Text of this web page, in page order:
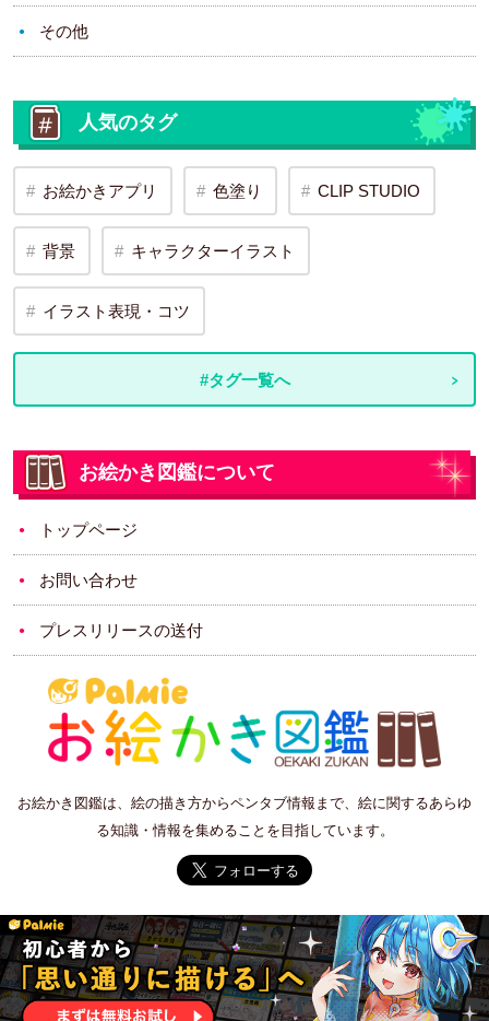
その他
人気のタグ
お絵かきアプリ 色塗り CLIP STUDIO
背景 キャラクターイラスト
イラスト表現・コツ
#タグ一覧へ
お絵かき図鑑について
トップページ
お問い合わせ
プレスリリースの送付
お絵かき図鑑は、絵の描き方からペンタブ情報まで、絵に関するあらゆ
る知識・情報を集めることを目指しています。